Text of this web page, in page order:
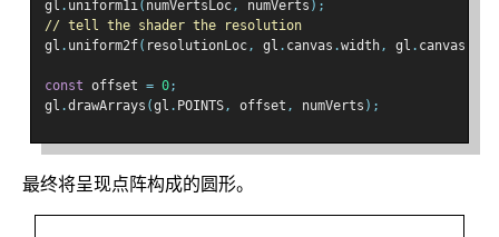
gl . uniform1i( numVertsLoc, numVerts );
// tell the shader the resolution
gl . uniform2f( resolutionLoc, gl . canvas .width, gl . canvas
const offset = 0;
gl .drawArrays (gl . POINTS, offset , numVerts );
最终将呈现点阵构成的圆形。